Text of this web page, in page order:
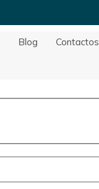
Blog Contactos